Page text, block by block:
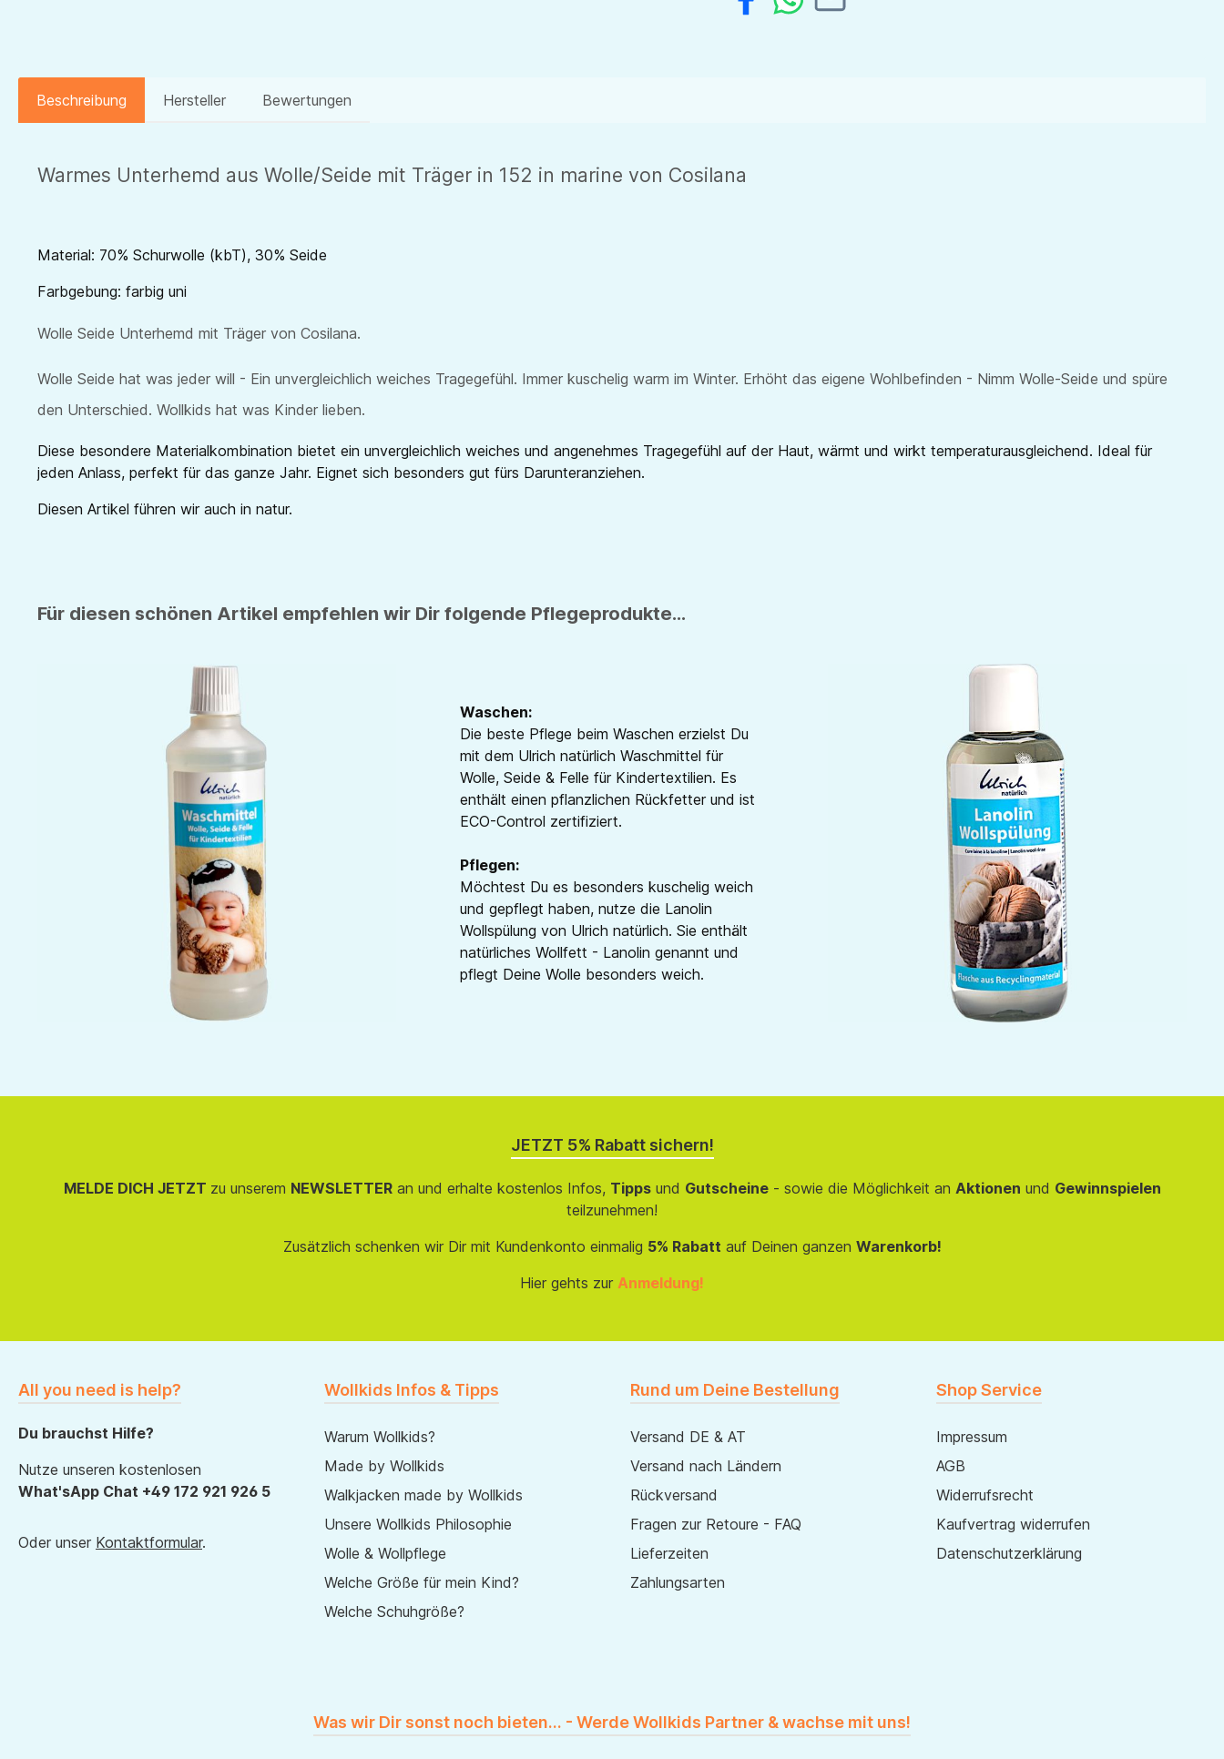
Beschreibung Hersteller Bewertungen
Warmes Unterhemd aus Wolle/Seide mit Träger in 152 in marine von Cosilana
Material: 70% Schurwolle (kbT), 30% Seide
Farbgebung: farbig uni
Wolle Seide Unterhemd mit Träger von Cosilana.
Wolle Seide hat was jeder will - Ein unvergleichlich weiches Tragegefühl. Immer kuschelig warm im Winter. Erhöht das eigene Wohlbefinden - Nimm Wolle-Seide und spüre
den Unterschied. Wollkids hat was Kinder lieben.
Diese besondere Materialkombination bietet ein unvergleichlich weiches und angenehmes Tragegefühl auf der Haut, wärmt und wirkt temperaturausgleichend. Ideal für
jeden Anlass, perfekt für das ganze Jahr. Eignet sich besonders gut fürs Darunteranziehen.
Diesen Artikel führen wir auch in natur.
Für diesen schönen Artikel empfehlen wir Dir folgende Pflegeprodukte...
Waschen:
Die beste Pflege beim Waschen erzielst Du
mit dem Ulrich natürlich Waschmittel für
Wolle, Seide & Felle für Kindertextilien. Es
enthält einen pflanzlichen Rückfetter und ist
ECO-Control zertifiziert.
Pflegen:
Möchtest Du es besonders kuschelig weich
und gepflegt haben, nutze die Lanolin
Wollspülung von Ulrich natürlich. Sie enthält
natürliches Wollfett - Lanolin genannt und
pflegt Deine Wolle besonders weich.
JETZT 5% Rabatt sichern!
MELDE DICH JETZT zu unserem NEWSLETTERan und erhalte kostenlos Infos, Tippsund Gutscheine- sowie die Möglichkeit an Aktionen und Gewinnspielen
teilzunehmen!
Zusätzlich schenken wir Dir mit Kundenkonto einmalig 5% Rabatt auf Deinen ganzen Warenkorb!
Hier gehts zur Anmeldung!
All you need is help?
Du brauchst Hilfe?
Nutze unseren kostenlosen
What'sApp Chat +49 172 921 926 5
Oder unser Kontaktformular.
Wollkids Infos & Tipps
Warum Wollkids?
Made by Wollkids
Walkjacken made by Wollkids
Unsere Wollkids Philosophie
Wolle & Wollpflege
Welche Größe für mein Kind?
Welche Schuhgröße?
Rund um Deine Bestellung
Versand DE & AT
Versand nach Ländern
Rückversand
Fragen zur Retoure - FAQ
Lieferzeiten
Zahlungsarten
Shop Service
Impressum
AGB
Widerrufsrecht
Kaufvertrag widerrufen
Datenschutzerklärung
Was wir Dir sonst noch bieten... - Werde Wollkids Partner & wachse mit uns!